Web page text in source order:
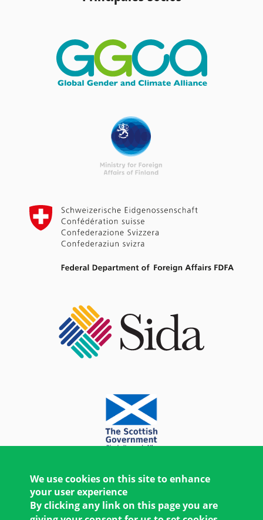
We use cookies on this site to enhance
your user experience
By clicking any link on this page you are